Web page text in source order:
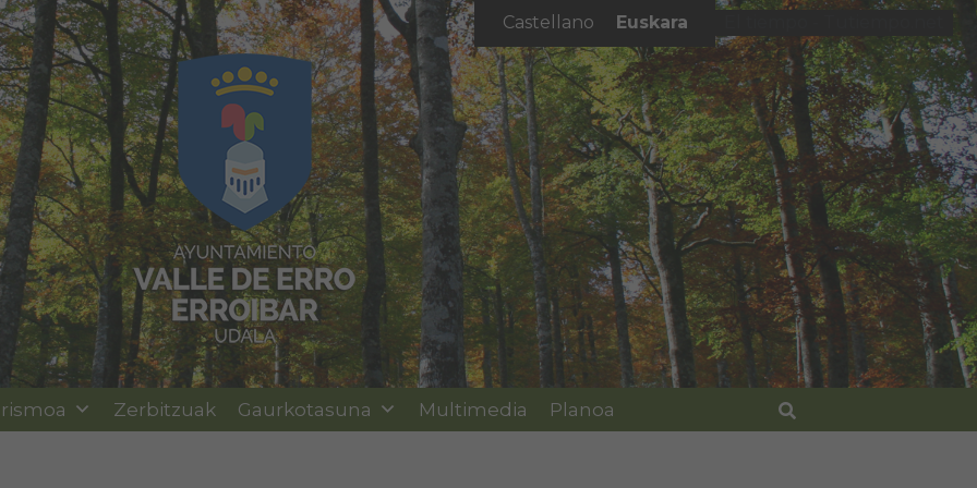
Castellano Euskara
Zerbitzuak Gaurkotasuna Multimedia Planoa
Bilatu